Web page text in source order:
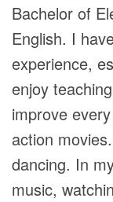
Bachelor of
English. I
experience,
enjoy
improve
action
dancing. In
music,